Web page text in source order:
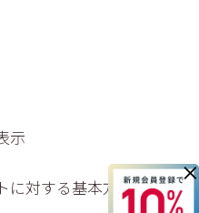
×
示
に対する基本方針